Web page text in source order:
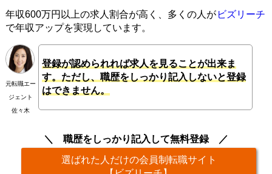
年収600万円以上の求人割合が高く、多くの人が ビズリーチ
で年収アップを実現しています。
元転職エー
ジェント
佐々木
登録が認められれば求人を見ることが出来ま
す。ただし、職歴をしっかり記入しないと登録
はできません。
職歴をしっかり記入して無料登録
選ばれた人だけの会員制転職サイト